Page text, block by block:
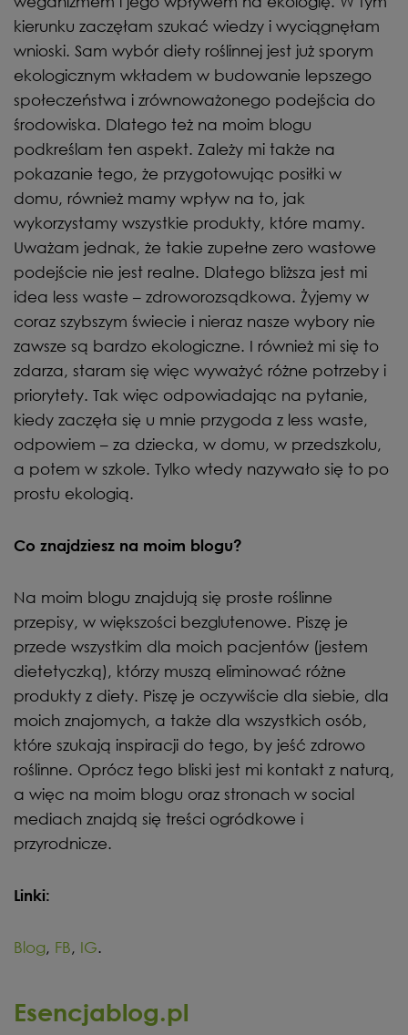
kierunku zaczęłam szukać wiedzy i wyciągnęłam
wnioski. Sam wybór diety roślinnej jest już sporym
ekologicznym wkładem w budowanie lepszego
społeczeństwa i zrównoważonego podejścia do
środowiska. Dlatego też na moim blogu
podkreślam ten aspekt. Zależy mi także na
pokazanie tego, że przygotowując posiłki w
domu, również mamy wpływ na to, jak
wykorzystamy wszystkie produkty, które mamy.
Uważam jednak, że takie zupełne zero wastowe
podejście nie jest realne. Dlatego bliższa jest mi
idea less waste – zdroworozsądkowa. Żyjemy w
coraz szybszym świecie i nieraz nasze wybory nie
zawsze są bardzo ekologiczne. I również mi się to
zdarza, staram się więc wyważyć różne potrzeby i
priorytety. Tak więc odpowiadając na pytanie,
kiedy zaczęła się u mnie przygoda z less waste,
odpowiem – za dziecka, w domu, w przedszkolu,
a potem w szkole. Tylko wtedy nazywało się to po
prostu ekologią.
Co znajdziesz na moim blogu?
Na moim blogu znajdują się proste roślinne
przepisy, w większości bezglutenowe. Piszę je
przede wszystkim dla moich pacjentów (jestem
dietetyczką), którzy muszą eliminować różne
produkty z diety. Piszę je oczywiście dla siebie, dla
moich znajomych, a także dla wszystkich osób,
które szukają inspiracji do tego, by jeść zdrowo
roślinne. Oprócz tego bliski jest mi kontakt z naturą,
a więc na moim blogu oraz stronach w social
mediach znajdą się treści ogródkowe i
przyrodnicze.
Linki:
Blog, FB, IG.
Esencjablog.pl